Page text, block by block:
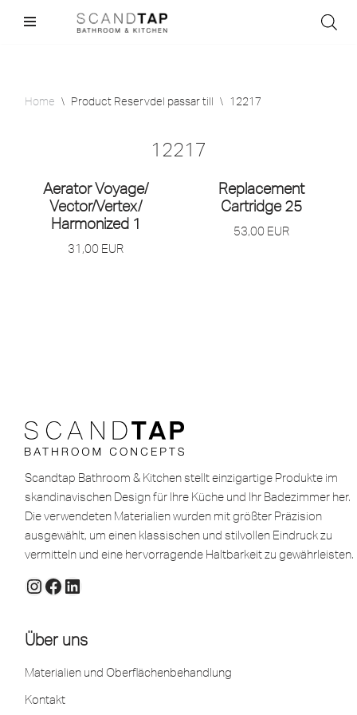
Home \ Product Reservdel passar till \ 12217
12217
Aerator Voyage/
Vector/Vertex/
Harmonized 1
31,00 EUR
Replacement
Cartridge 25
53,00 EUR
Scandtap Bathroom & Kitchen stellt einzigartige Produkte im
skandinavischen Design für Ihre Küche und Ihr Badezimmer her.
Die verwendeten Materialien wurden mit größter Präzision
ausgewählt, um einen klassischen und stilvollen Eindruck zu
vermitteln und eine hervorragende Haltbarkeit zu gewährleisten.
Über uns
Materialien und Oberflächenbehandlung
Kontakt